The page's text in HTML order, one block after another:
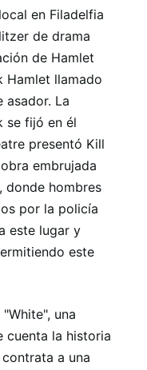
en Filadelfia
de drama
de Hamlet
Hamlet llamado
asador. La
se fijó en él
presentó Kill
embrujada
donde hombres
por la policía
este lugar y
este
una
cuenta la historia
a una